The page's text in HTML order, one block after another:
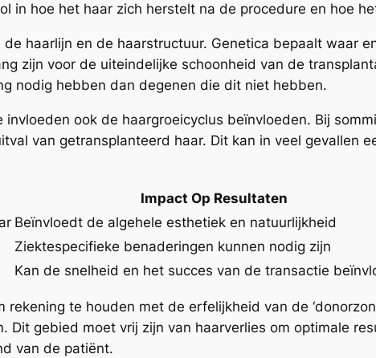
in hoe het haar zich herstelt na de procedure en hoe
de haarlijn en de haarstructuur. Genetica bepaalt waar
zijn voor de uiteindelijke schoonheid van de
nodig hebben dan degenen die dit niet hebben.
invloeden ook de haargroeicyclus beïnvloeden. Bij
van getransplanteerd haar. Dit kan in veel gevallen
Impact Op Resultaten
Beïnvloedt de algehele esthetiek en natuurlijkheid
Ziektespecifieke benaderingen kunnen nodig zijn
Kan de snelheid en het succes van de transactie
rekening te houden met de erfelijkheid van de
Dit gebied moet vrij zijn van haarverlies om optimale
van de patiënt.